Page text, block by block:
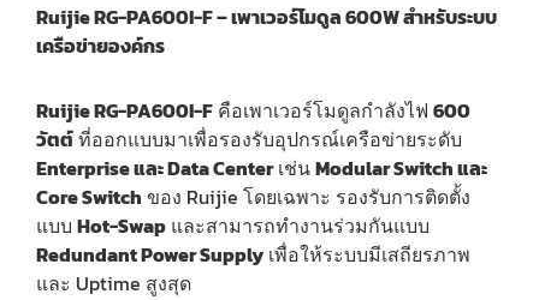
Ruijie RG-PA600I-F – เพาเวอร์โมดูล 600W สำหรับระบบ
เครือข่ายองค์กร
Ruijie RG-PA600I-F คือเพาเวอร์โมดูลกำลังไฟ 600
วัตต์ที่ออกแบบมาเพื่อรองรับอุปกรณ์เครือข่ายระดับ
Enterprise และ Data Centerเช่นModular Switch และ
Core Switch ของ Ruijie โดยเฉพาะ รองรับการติดตั้ง
แบบ Hot-Swap และสามารถทำงานร่วมกันแบบ
Redundant Power Supply เพื่อให้ระบบมีเสถียรภาพ
และ Uptime สูงสุด